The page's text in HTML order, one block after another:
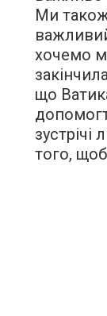
Ми
хочемо
що
зустрічі
того,